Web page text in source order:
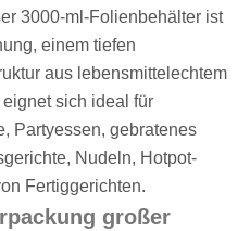
3000-ml-Folienbehälter ist
einem tiefen
aus lebensmittelechtem
sich ideal für
Partyessen, gebratenes
Nudeln, Hotpot-
Fertiggerichten.
großer